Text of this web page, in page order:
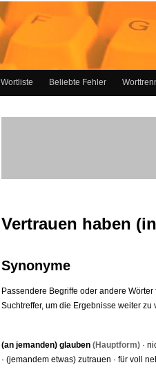
Wortliste Beliebte Fehler
Vertrauen haben
Synonyme
Passendere Begriffe oder andere
Suchtreffer, um die Ergebnisse weiter zu
(an jemanden) glauben (Hauptform) ·
· (jemandem etwas) zutrauen · für voll